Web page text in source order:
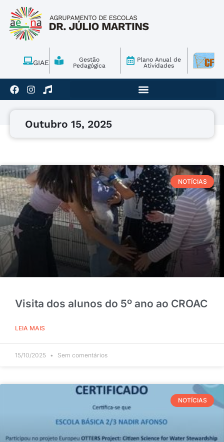
GIAE
Gestão
Pedagógica
Plano Anual de
Atividades
Outubro 15, 2025
NOTÍCIAS
Visita dos alunos do 5º ano ao CROAC
LEIA MAIS
15/10/2025 Sem comentários
NOTÍCIAS